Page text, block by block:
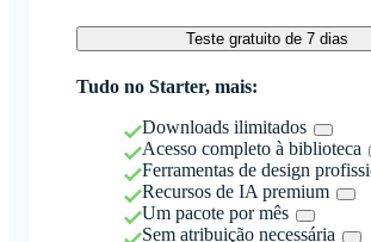
Teste gratuito de 7 dias
Tudo no Starter, mais:
Downloads ilimitados
Acesso completo à biblioteca
Ferramentas de design
Recursos de IA premium
Um pacote por mês
Sem atribuição necessária